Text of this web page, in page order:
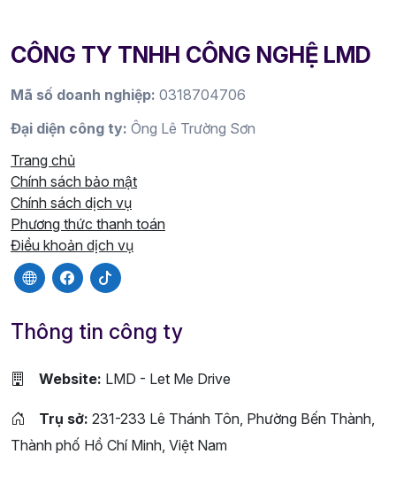
CÔNG TY TNHH CÔNG NGHỆ LMD
Mã số doanh nghiệp: 0318704706
Đại diện công ty: Ông Lê Trường Sơn
Trang chủ
Chính sách bảo mật
Chính sách dịch vụ
Phương thức thanh toán
Điều khoản dịch vụ
Thông tin công ty
Website: LMD - Let Me Drive
Trụ sở: 231-233 Lê Thánh Tôn, Phường Bến Thành,
Thành phố Hồ Chí Minh, Việt Nam